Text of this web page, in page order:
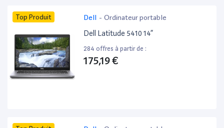
Top Produit Dell - Ordinateur portable
Dell Latitude 5410 14”
284 offres à partir de :
175,19 €